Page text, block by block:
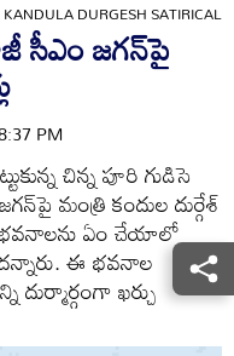
DURGESH SATIRICAL
సీఎం జగన్‌పై
PM
చిన్న పూరి గుడిసె
మంత్రి కందుల దుర్గేశ్
భవనాలను ఏం చేయాలో
ఈ భవనాల
ఖర్చు